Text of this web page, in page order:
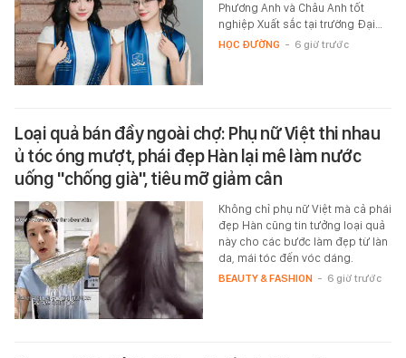
Phương Anh và Châu Anh tốt
nghiệp Xuất sắc tại trường Đại…
HỌC ĐƯỜNG - 6 giờ trước
Loại quả bán đầy ngoài chợ: Phụ nữ Việt thi nhau
ủ tóc óng mượt, phái đẹp Hàn lại mê làm nước
uống "chống già", tiêu mỡ giảm cân
Không chỉ phụ nữ Việt mà cả phái
đẹp Hàn cũng tin tưởng loại quả
này cho các bước làm đẹp từ làn
da, mái tóc đến vóc dáng.
BEAUTY & FASHION - 6 giờ trước